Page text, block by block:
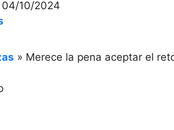
04/10/2024
» Merece la pena aceptar el